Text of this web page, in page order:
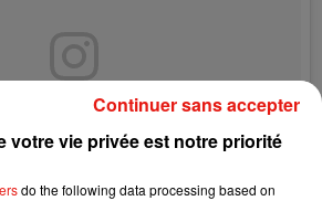
votre vie privée est notre priorité
do the following data processing based on
Continuer sans accepter